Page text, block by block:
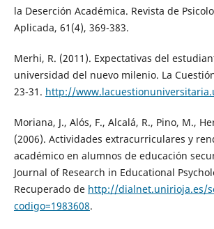
la Deserción Académica. Revista de
Aplicada, 61(4), 369-383.
Merhi, R. (2011). Expectativas del
universidad del nuevo milenio. La
23-31. http://
Moriana, J., Alós, F., Alcalá, R., Pino, M.,
(2006). Actividades extracurriculares y
académico en alumnos de educación
Journal of Research in Educational
Recuperado de http://dialnet.unirioja.es/
codigo=1983608.